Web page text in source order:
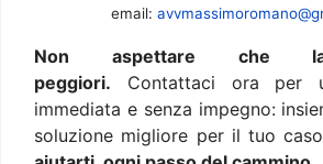
email:
Non aspettare che la
peggiori. Contattaci ora per
immediata e senza impegno:
soluzione migliore per il tuo